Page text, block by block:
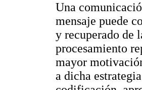
Una
mensaje puede
y recuperado de
procesamiento
mayor
a dicha